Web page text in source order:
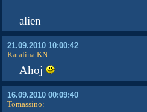
alien
21.09.2010 10:00:42
Katalina KN:
Ahoj
16.09.2010 00:09:40
Tomassino: